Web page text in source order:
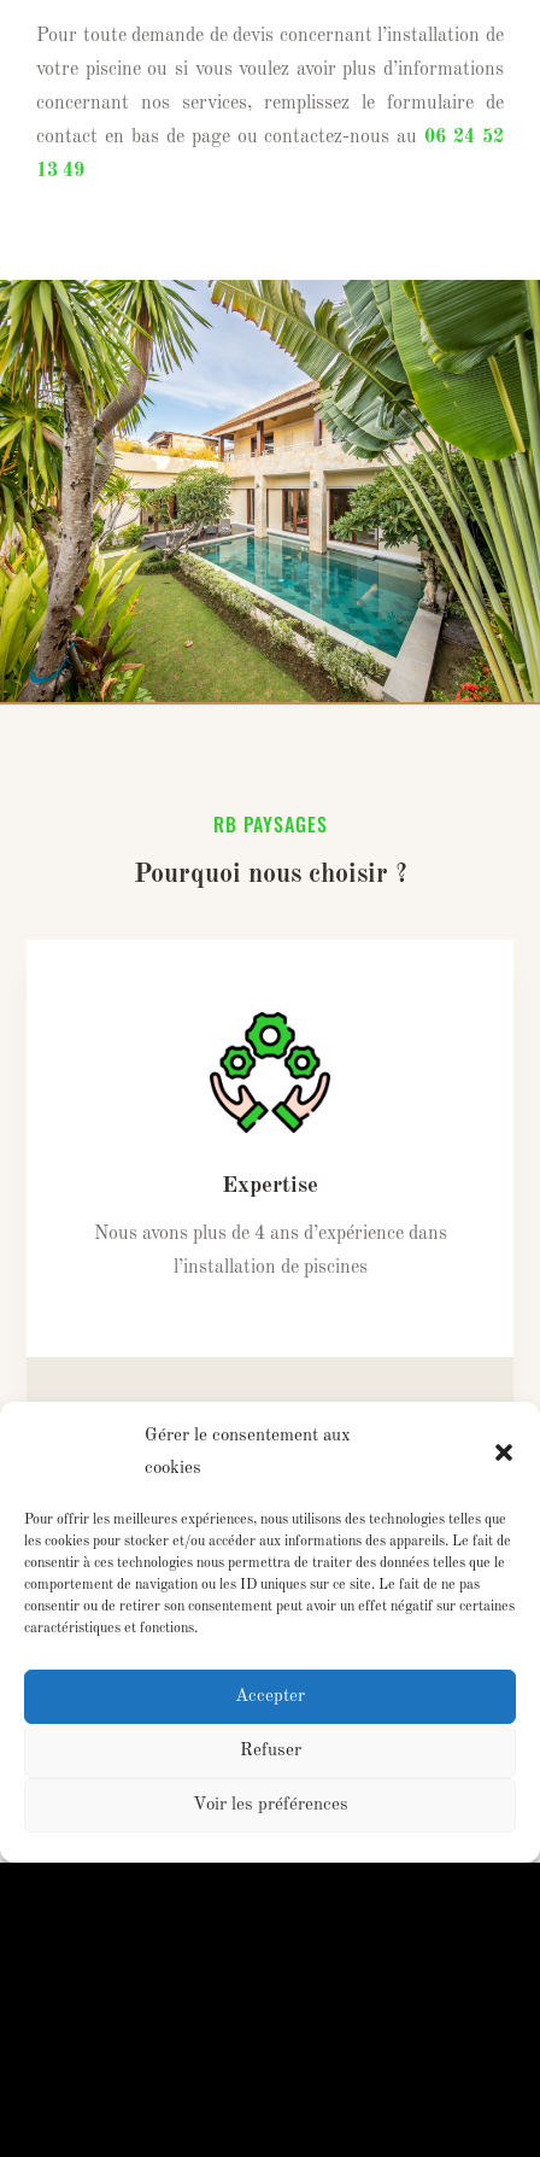
Gérer le consentement aux
cookies
Pour offrir les meilleures expériences, nous utilisons des technologies telles que
les cookies pour stocker et/ou accéder aux informations des appareils. Le fait de
consentir à ces technologies nous permettra de traiter des données telles que le
comportement de navigation ou les ID uniques sur ce site. Le fait de ne pas
consentir ou de retirer son consentement peut avoir un effet négatif sur certaines
caractéristiques et fonctions.
Accepter
Refuser
Voir les préférences
Pour toute demande de devis concernant l’installation de
votre piscine ou si vous voulez avoir plus d’informations
concernant nos services, remplissez le formulaire de
contact en bas de page ou contactez-nous au06 24 52
13 49
RB PAYSAGES
Pourquoi nous choisir ?
Expertise
Nous avons plus de 4 ans d’expérience dans
l’installation de piscines
Qualité
irréprochable